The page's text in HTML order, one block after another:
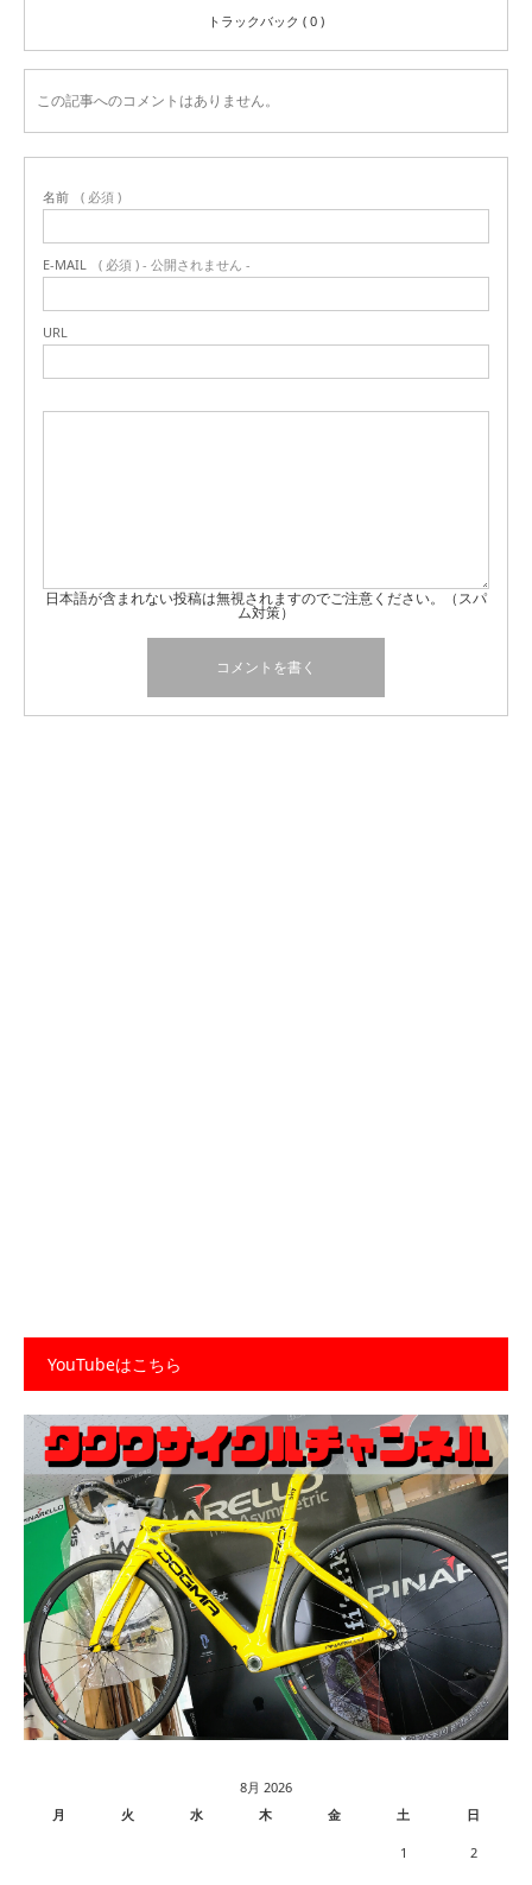
トラックバック ( 0 )
この記事へのコメントはありません。
名前 ( 必須 )
E-MAIL ( 必須 ) - 公開されません -
URL
日本語が含まれない投稿は無視されますのでご注意ください。（スパ
ム対策）
YouTubeはこちら
8月 2026
月
火 水 木 金 土 日
1 2